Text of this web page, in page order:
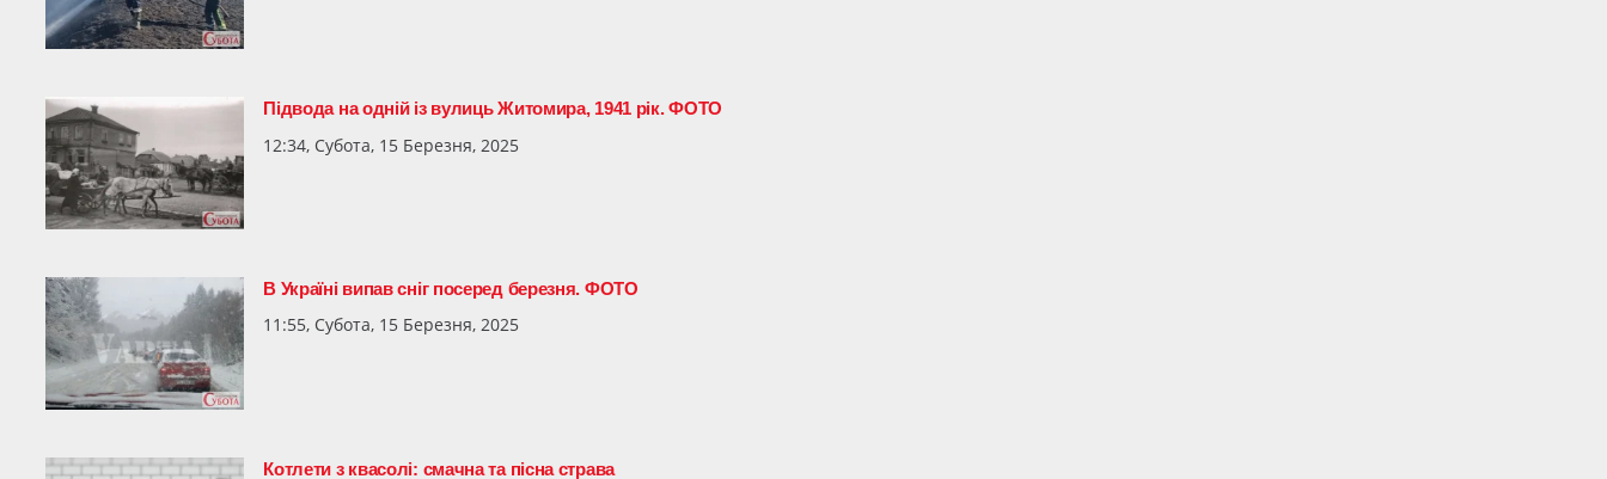
Підвода на одній із вулиць Житомира, 1941 рік. ФОТО
12:34, Субота, 15 Березня, 2025
В Україні випав сніг посеред березня. ФОТО
11:55, Субота, 15 Березня, 2025
Котлети з квасолі: смачна та пісна страва